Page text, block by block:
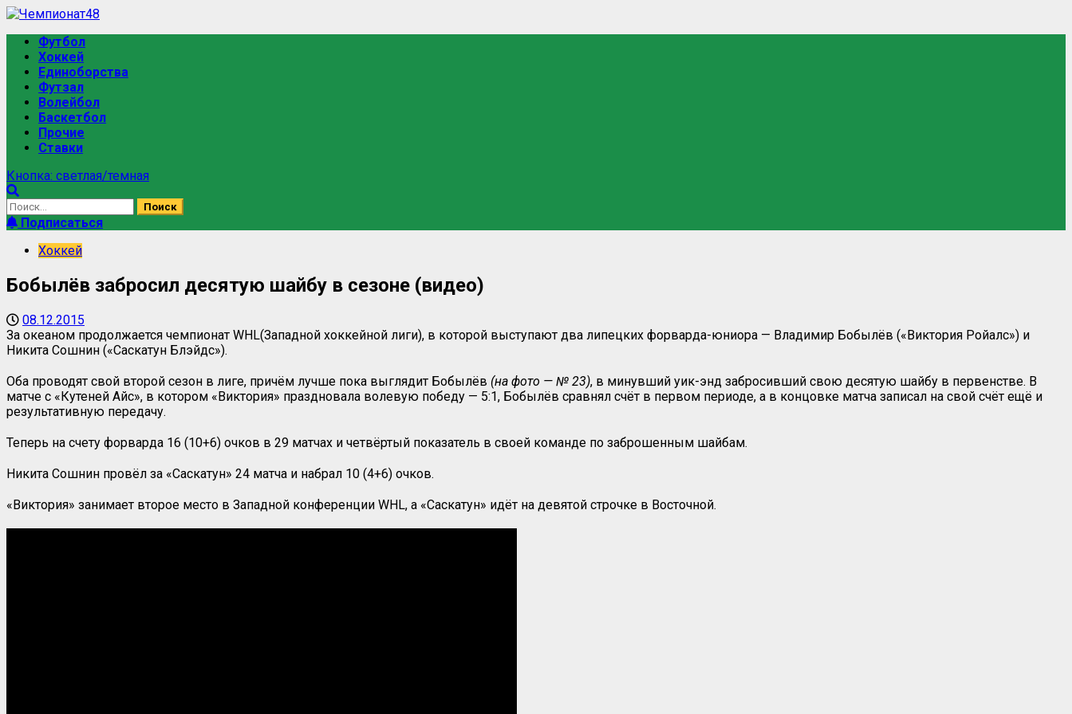
Перейти
содержимому
Основное
меню
Футбол
Хоккей
Единоборства
Футзал
Волейбол
Баскетбол
Прочие
Ставки
Кнопка: светлая/темная
Найти:
Подписаться
Хоккей
Бобылёв забросил десятую шайбу в сезоне (видео)
08.12.2015
За океаном продолжается чемпионат WHL(Западной хоккейной лиги), в которой выступают два липецких форварда-юниора — Владимир Бобылёв («Виктория Ройалс») и
Никита Сошнин («Саскатун Блэйдс»).
Оба проводят свой второй сезон в лиге, причём лучше пока выглядит Бобылёв (на фото — № 23), в минувший уик-энд забросивший свою десятую шайбу в первенстве. В
матче с «Кутеней Айс», в котором «Виктория» праздновала волевую победу — 5:1, Бобылёв сравнял счёт в первом периоде, а в концовке матча записал на свой счёт ещё и
результативную передачу.
Теперь на счету форварда 16 (10+6) очков в 29 матчах и четвёртый показатель в своей команде по заброшенным шайбам.
Никита Сошнин провёл за «Саскатун» 24 матча и набрал 10 (4+6) очков.
«Виктория» занимает второе место в Западной конференции WHL, а «Саскатун» идёт на девятой строчке в Восточной.